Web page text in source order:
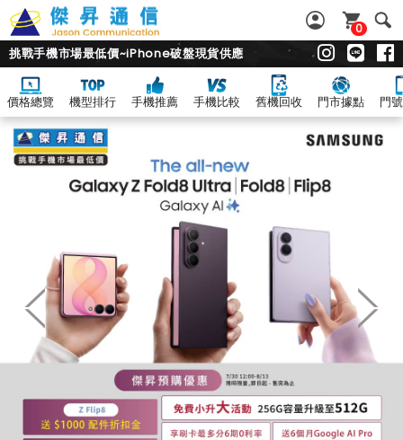
0
挑戰手機市場最低價~iPhone破盤現貨供應
價格總覽 機型排行 手機推薦 手機比較 舊機回收 門市據點 門